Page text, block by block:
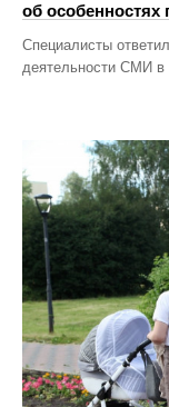
об особенностях
Специалисты
деятельности СМИ в